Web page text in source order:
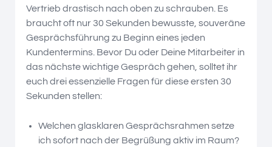
Vertrieb drastisch nach oben zu schrauben. Es
braucht oft nur 30 Sekunden bewusste, souveräne
Gesprächsführung zu Beginn eines jeden
Kundentermins. Bevor Du oder Deine Mitarbeiter in
das nächste wichtige Gespräch gehen, solltet ihr
euch drei essenzielle Fragen für diese ersten 30
Sekunden stellen:
Welchen glasklaren Gesprächsrahmen setze
ich sofort nach der Begrüßung aktiv im Raum?